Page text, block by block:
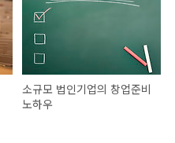
소규모 법인기업의 창업준비
노하우